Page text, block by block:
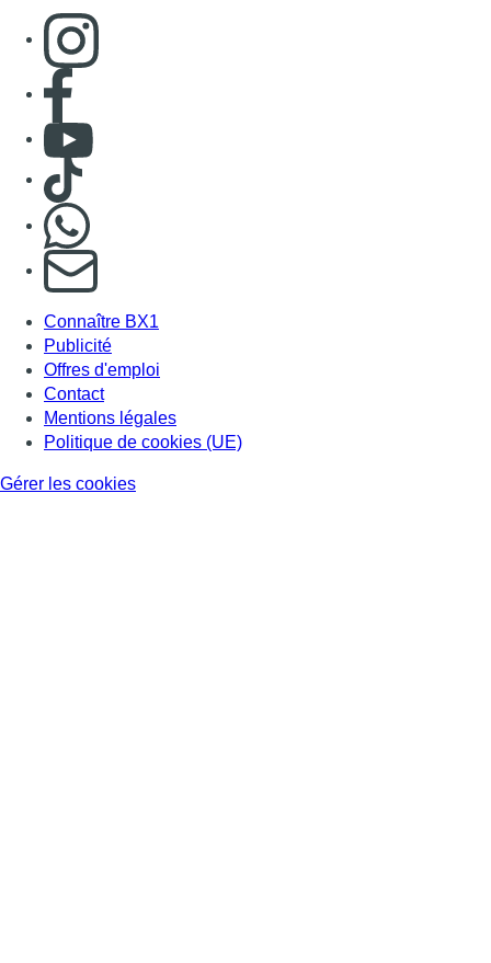
Consulter page Instagram
Consulter page Facebook
Consulter Youtube
Consulter TikTok
S'abonner à notre newsletter
Connaître BX1
Publicité
Offres d'emploi
Contact
Mentions légales
Politique de cookies (UE)
Gérer les cookies